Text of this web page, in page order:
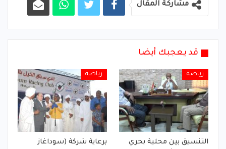
مشاركة المقال
قد يعجبك أيضا
رياضة
التنسيق بين محلية بحري
رياضة
برعاية شركة (سوداغاز